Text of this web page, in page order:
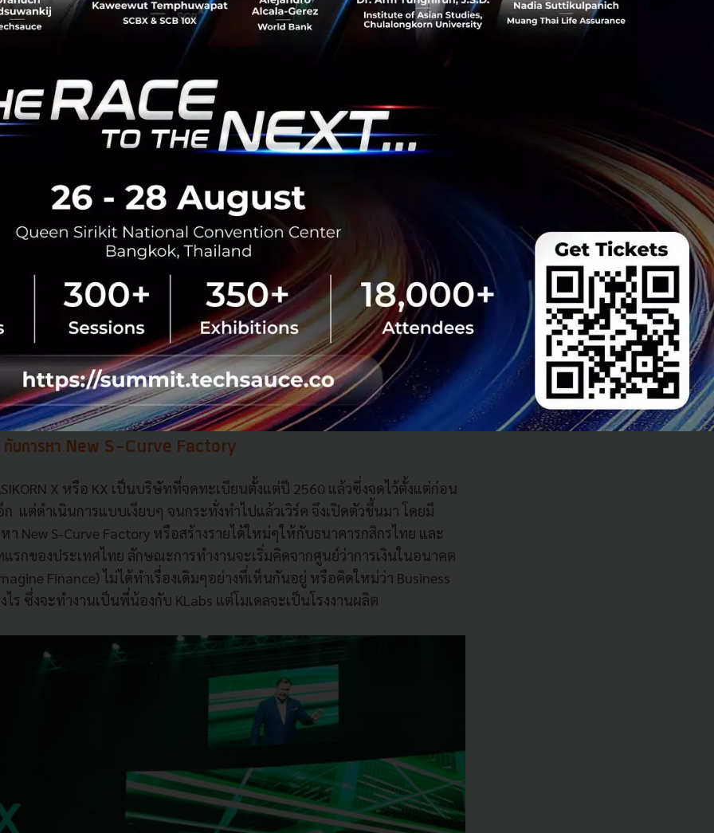
ทค) เป็นบริษัทด้าน Development Hub ที่กสิกรไทยจัดตั้งขึ้นในเมืองเซินเจิ้น
ะทิงมองว่าปัจจุบันจีนมี Fintech Unicorn ถึง 8 ตัว จึงเป็นโอกาสที่จะปั้นนัก
ลาดจีน และสร้างนวัตกรรมด้าน FinTech จากจีน โดยธนาคารกำลังอยู่ระหว่าง
ตรียมยื่นขออนุญาตในการจัดตั้งบริษัทที่เมืองเซินเจิ้น ทั้งนี้คุณกระทิงยังนั่งเป็น
รหา Developer มาเสริมทัพให้แข็งแกร่งขึ้น โดยปัญหาที่ KBTG เจอและหลาย
าดคนทำงาน ซึ่งตอนนี้หากรวมทั้งที่จีนและไทย ยังขาดอีกทั้งหมด 900 ตำแหน่ง
Development Hub ที่เวียดนาม มี Developer เกือบๆ 100 คน
บการหา New S-Curve Factory
X หรือ KX เป็นบริษัทที่จดทะเบียนตั้งแต่ปี 2560 แล้วซึ่งจดไว้ตั้งแต่ก่อน
แต่ดำเนินการแบบเงียบๆ จนกระทั่งทำไปแล้วเวิร์ค จึงเปิดตัวขึ้นมา โดยมี
New S-Curve Factory หรือสร้างรายได้ใหม่ๆให้กับธนาคารกสิกรไทย และ
รกของประเทศไทย ลักษณะการทำงานจะเริ่มคิดจากศูนย์ว่าการเงินในอนาคต
Finance) ไม่ได้ทำเรื่องเดิมๆอย่างที่เห็นกันอยู่ หรือคิดใหม่ว่า Business
ไร ซึ่งจะทำงานเป็นพี่น้องกับ KLabs แต่โมเดลจะเป็นโรงงานผลิต